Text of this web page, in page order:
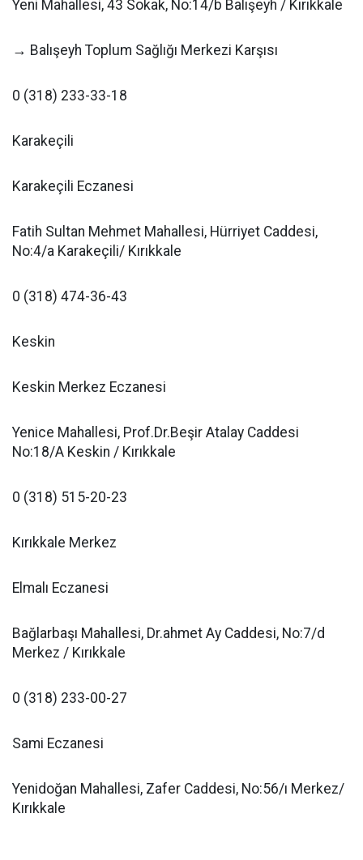
Yeni Mahallesi, 43 Sokak, No:14/b Balışeyh / Kırıkkale
→ Balışeyh Toplum Sağlığı Merkezi Karşısı
0 (318) 233-33-18
Karakeçili
Karakeçili Eczanesi
Fatih Sultan Mehmet Mahallesi, Hürriyet Caddesi,
No:4/a Karakeçili/ Kırıkkale
0 (318) 474-36-43
Keskin
Keskin Merkez Eczanesi
Yenice Mahallesi, Prof.Dr.Beşir Atalay Caddesi
No:18/A Keskin / Kırıkkale
0 (318) 515-20-23
Kırıkkale Merkez
Elmalı Eczanesi
Bağlarbaşı Mahallesi, Dr.ahmet Ay Caddesi, No:7/d
Merkez / Kırıkkale
0 (318) 233-00-27
Sami Eczanesi
Yenidoğan Mahallesi, Zafer Caddesi, No:56/ı Merkez/
Kırıkkale